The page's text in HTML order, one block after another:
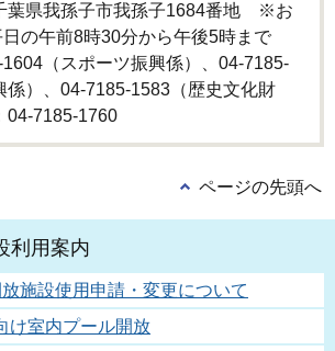
県我孫子市我孫子1684番地 ※お
の午前8時30分から午後5時まで
（スポーツ振興係）、04-7185-
係）、04-7185-1583（歴史文化財
04-7185-1760
ページの先頭へ
利用案内
施設使用申請・変更について
け室内プール開放